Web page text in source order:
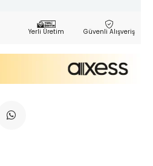
Yerli Üretim Güvenli Alışveriş